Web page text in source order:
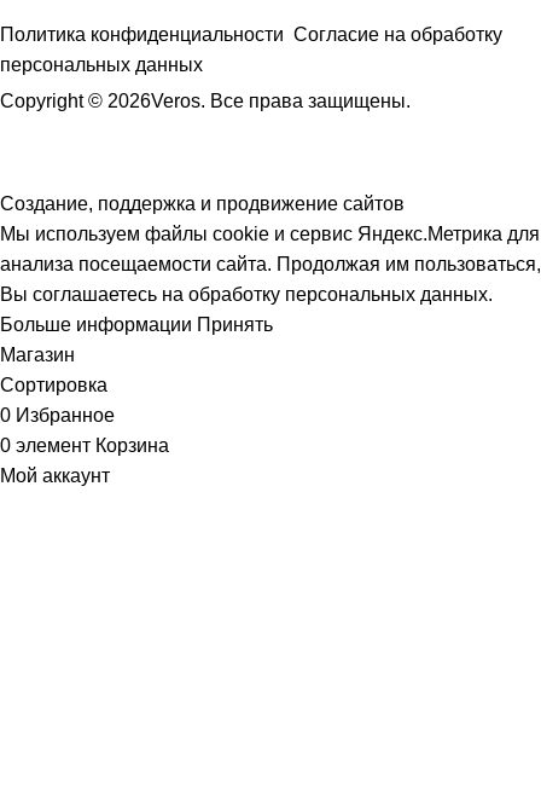
Политика конфиденциальности Согласие на обработку
персональных данных
Copyright © 2026Veros. Все права защищены.
Создание, поддержка и продвижение сайтов
Мы используем файлы cookie и сервис Яндекс.Метрика для
анализа посещаемости сайта. Продолжая им пользоваться,
Вы соглашаетесь на обработку персональных данных.
Больше информации Принять
Магазин
Сортировка
0 Избранное
0 элемент Корзина
Мой аккаунт